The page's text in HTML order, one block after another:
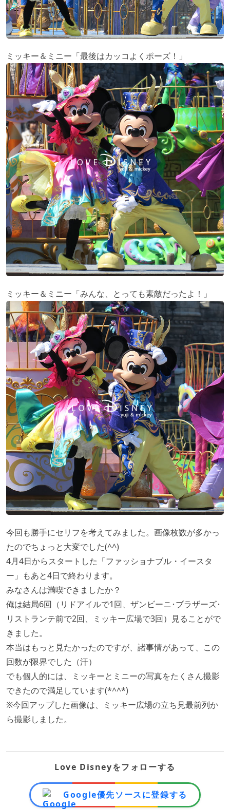
ミッキー＆ミニー「最後はカッコよくポーズ！」
ミッキー＆ミニー「みんな、とっても素敵だったよ！」
今回も勝手にセリフを考えてみました。画像枚数が多かっ
たのでちょっと大変でした(^^)
4月4日からスタートした「ファッショナブル・イースタ
ー」もあと4日で終わります。
みなさんは満喫できましたか？
俺は結局6回（リドアイルで1回、ザンビーニ･ブラザーズ･
リストランテ前で2回、ミッキー広場で3回）見ることがで
きました。
本当はもっと見たかったのですが、諸事情があって、この
回数が限界でした（汗）
でも個人的には、ミッキーとミニーの写真をたくさん撮影
できたので満足しています(*^^*)
※今回アップした画像は、ミッキー広場の立ち見最前列か
ら撮影しました。
Love Disneyをフォローする
Google優先ソースに登録する